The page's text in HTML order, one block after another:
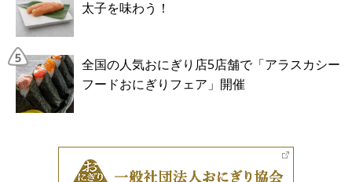
太子を味わう！
全国の人気おにぎり店5店舗で「アラスカシー
フードおにぎりフェア」開催